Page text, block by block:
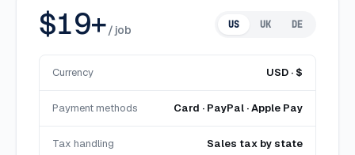
$19+/ job US UK DE
Currency USD · $
Payment methods Card · PayPal · Apple Pay
Tax handling Sales tax by state